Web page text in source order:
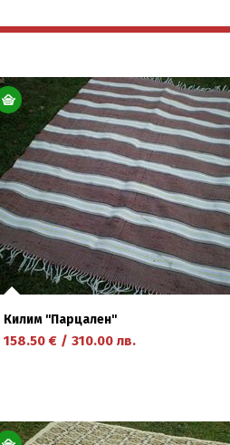
Килим ''Парцален''
158.50 € / 310.00 лв.
научете повече